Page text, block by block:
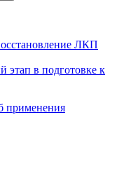
ЛКП
этап в подготовке к
применения